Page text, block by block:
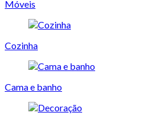
Móveis
Cozinha
Cama e banho